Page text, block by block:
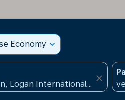
Economy expand_more
close